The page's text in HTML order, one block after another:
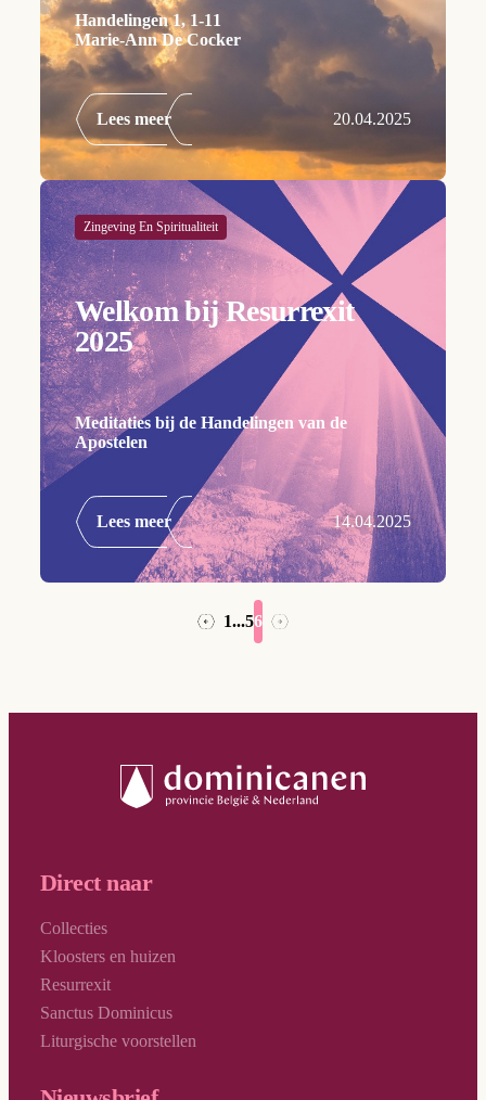
Handelingen 1, 1-11
Marie-Ann De Cocker
Lees meer 20.04.2025
Zingeving En Spiritualiteit
Welkom bij Resurrexit
2025
Meditaties bij de Handelingen van de
Apostelen
Lees meer 14.04.2025
← 1...56 →
Direct naar
Collecties
Kloosters en huizen
Resurrexit
Sanctus Dominicus
Liturgische voorstellen